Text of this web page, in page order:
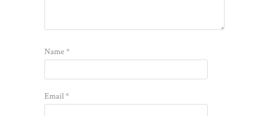
Name*
Email*